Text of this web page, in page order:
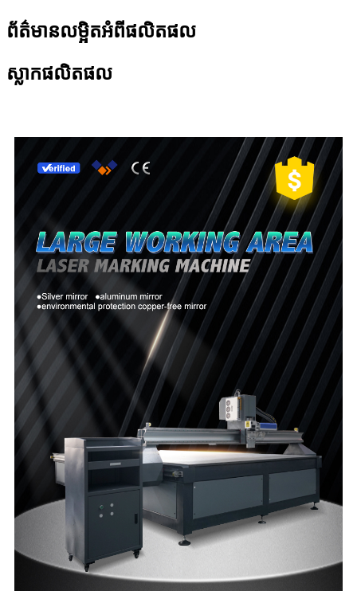
ព័ត៌មានលម្អិតអំពីផលិតផល
ស្លាកផលិតផល